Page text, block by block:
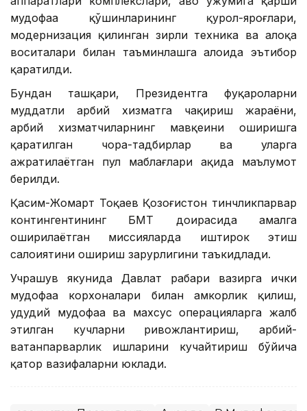
мудофаа қўшинларининг қурол-яроғлари,
модернизация қилинган зирҳли техника ва алоқа
воситалари билан таъминлашга алоҳида эътибор
қаратилди.
Бундан ташқари, Президентга фуқароларни
муддатли ҳарбий хизматга чақириш жараёни,
ҳарбий хизматчиларнинг мавқеини оширишга
қаратилган чора-тадбирлар ва уларга
ажратилаётган пул маблағлари ҳақида маълумот
берилди.
Қасим-Жомарт Тоқаев Қозоғистон тинчликпарвар
контингентининг БМТ доирасида амалга
оширилаётган миссияларда иштирок этиш
салоҳиятини ошириш зарурлигини таъкидлади.
Учрашув якунида Давлат раҳбари вазирга ички
мудофаа корхоналари билан ҳамкорлик қилиш,
ҳудудий мудофаа ва махсус операцияларга жалб
этилган кучларни ривожлантириш, ҳарбий-
ватанпарварлик ишларини кучайтириш бўйича
қатор вазифаларни юклади.